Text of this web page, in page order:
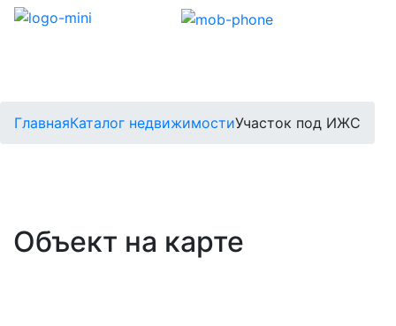
ГлавнаяКаталог недвижимостиУчасток под ИЖС
Объект на карте